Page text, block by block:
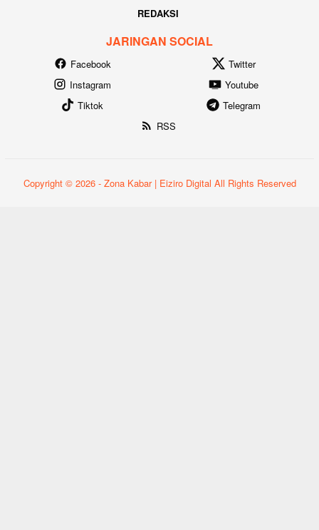
REDAKSI
JARINGAN SOCIAL
Facebook
Twitter
Instagram
Youtube
Tiktok
Telegram
RSS
Copyright © 2026 - Zona Kabar | Eiziro Digital All Rights Reserved